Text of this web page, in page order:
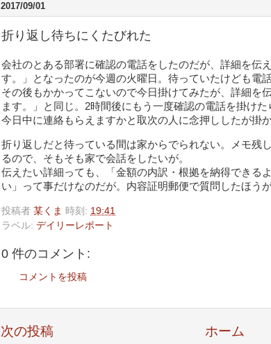
2017/09/01
折り返し待ちにくたびれた
会社のとある部署に確認の電話をしたのだが、詳細を伝
す。」となったのが今週の火曜日。待っていたけども電
その後もかかってこないので今日掛けてみたが、詳細を
ます。」と同じ。2時間後にもう一度確認の電話を掛けた
今日中に連絡もらえますかと取次の人に念押ししたが掛
折り返しだと待っている間は家からでられない。メモ残
るので、そもそも家で会話をしたいが。
伝えたい詳細っても、「金額の内訳・根拠を納得できる
い」って事だけなのだが。内容証明郵便で質問したほう
投稿者 某くま 時刻: 19:41
ラベル: デイリーレポート
0 件のコメント:
コメントを投稿
次の投稿 ホーム